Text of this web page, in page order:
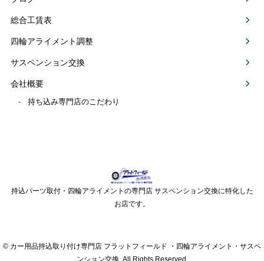
総合工賃表
四輪アライメント調整
サスペンション交換
会社概要
持ち込み専門店のこだわり
持込パーツ取付・四輪アライメントの専門店 サスペンション交換に特化した
お店です。
© カー用品持込取り付け専門店 フラットフィールド ・四輪アライメント・サスペ
ンション交換. All Rights Reserved.